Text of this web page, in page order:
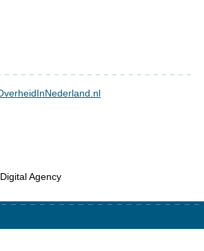
Agency